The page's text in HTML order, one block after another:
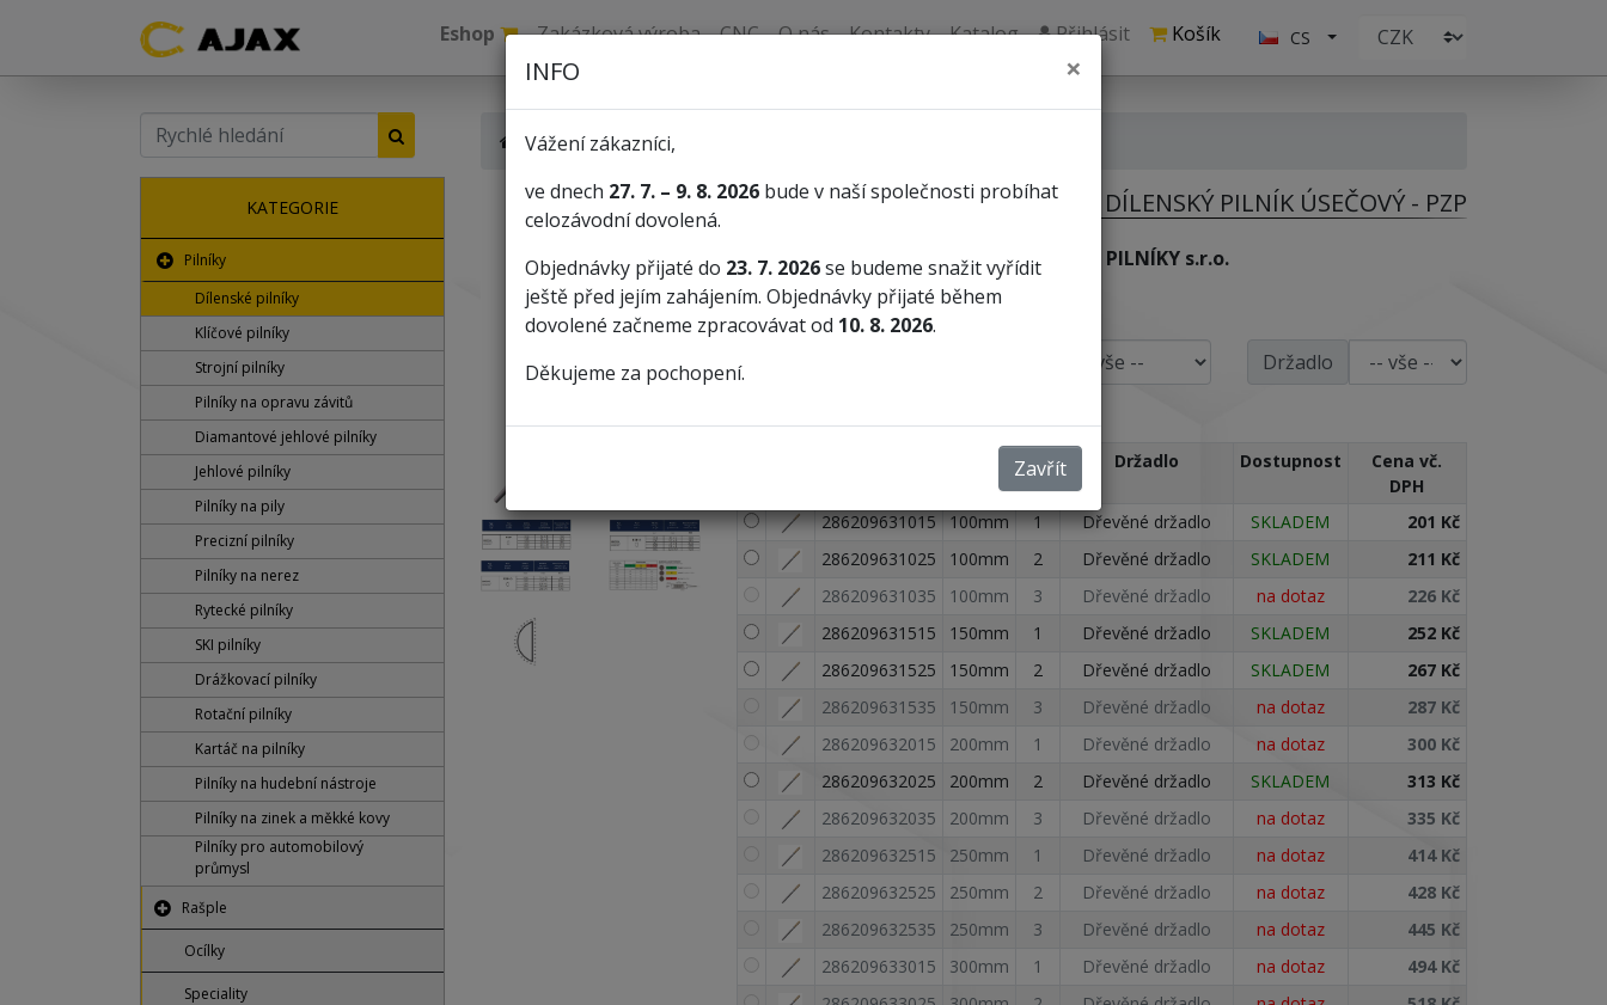
Eshop Zakázková výroba CNC O nás Kontakty Katalog Přihlásit Košík CS
KATEGORIE
Pilníky
Dílenské pilníky
Klíčové pilníky
Strojní pilníky
Pilníky na opravu závitů
Diamantové jehlové pilníky
Jehlové pilníky
Pilníky na pily
Precizní pilníky
Pilníky na nerez
Rytecké pilníky
SKI pilníky
Drážkovací pilníky
Rotační pilníky
Kartáč na pilníky
Pilníky na hudební nástroje
Pilníky na zinek a měkké kovy
Pilníky pro automobilový
průmysl
Rašple
Ocílky
Speciality
Dílenské pilníky
DÍLENSKÝ PILNÍK ÚSEČOVÝ - PZP
Výrobce:
AJAX PILNÍKY s.r.o.
Vzorník hrubostí seků
Držadlo
Sek Držadlo Dostupnost
Cena vč.
DPH
286209631015 100mm 1 Dřevěné držadlo SKLADEM
201 Kč
286209631025
100mm 2 Dřevěné držadlo SKLADEM
211 Kč
286209631035
100mm 3 Dřevěné držadlo na dotaz
226 Kč
286209631515
150mm 1 Dřevěné držadlo SKLADEM
252 Kč
286209631525
150mm 2 Dřevěné držadlo SKLADEM
267 Kč
286209631535
150mm 3 Dřevěné držadlo na dotaz
287 Kč
286209632015
200mm 1 Dřevěné držadlo na dotaz
300 Kč
286209632025
200mm 2 Dřevěné držadlo SKLADEM
313 Kč
286209632035
200mm 3 Dřevěné držadlo na dotaz
335 Kč
286209632515
250mm 1 Dřevěné držadlo na dotaz
414 Kč
286209632525
250mm 2 Dřevěné držadlo na dotaz
428 Kč
286209632535
250mm 3 Dřevěné držadlo na dotaz
445 Kč
286209633015
300mm 1 Dřevěné držadlo na dotaz
494 Kč
INFO ×
Vážení zákazníci,
ve dnech 27. 7. – 9. 8. 2026 bude v naší společnosti probíhat
celozávodní dovolená.
Objednávky přijaté do 23. 7. 2026se budeme snažit vyřídit
ještě před jejím zahájením. Objednávky přijaté během
dovolené začneme zpracovávat od 10. 8. 2026.
Děkujeme za pochopení.
Zavřít